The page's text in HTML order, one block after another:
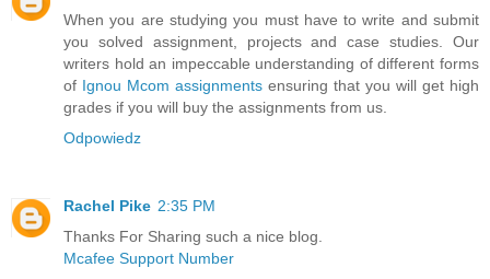
When you are studying you must have to write and submit
you solved assignment, projects and case studies. Our
writers hold an impeccable understanding of different forms
of Ignou Mcom assignments ensuring that you will get high
grades if you will buy the assignments from us.
Odpowiedz
Rachel Pike 2:35 PM
Thanks For Sharing such a nice blog.
Mcafee Support Number